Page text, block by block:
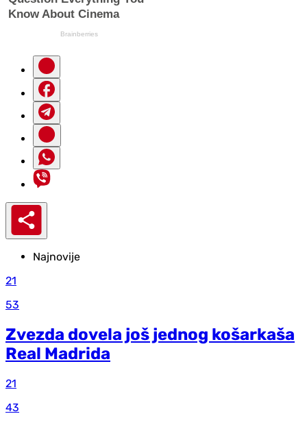
Najnovije
21
53
Zvezda dovela još jednog košarkaša
Real Madrida
21
43